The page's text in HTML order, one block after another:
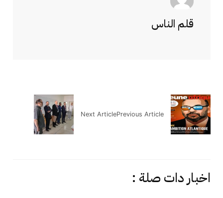
قلم الناس
Previous Article
Next Article
اخبار دات صلة :